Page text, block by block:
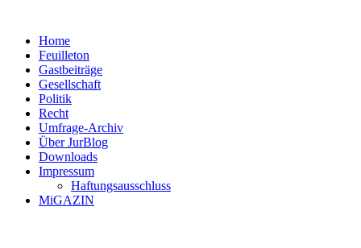
Home
Feuilleton
Gastbeiträge
Gesellschaft
Politik
Recht
Umfrage-Archiv
Über JurBlog
Downloads
Impressum
Haftungsausschluss
MiGAZIN